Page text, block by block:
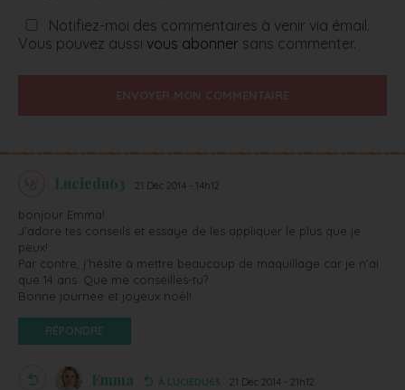
Notifiez-moi des commentaires à venir via émail.
Vous pouvez aussi vous abonner sans commenter.
Luciedu63 21 Déc 2014 - 14h12
bonjour Emma!
J’adore tes conseils et essaye de les appliquer le plus que je
peux!
Par contre, j’hésite à mettre beaucoup de maquillage car je n’ai
que 14 ans. Que me conseilles-tu?
Bonne journée et joyeux noël!
RÉPONDRE
Emma À LUCIEDU63 21 Déc 2014 - 21h12